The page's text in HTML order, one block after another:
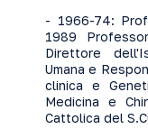
- 1966-74:
1989
Direttore
Umana e
clinica e
Medicina e
Cattolica del